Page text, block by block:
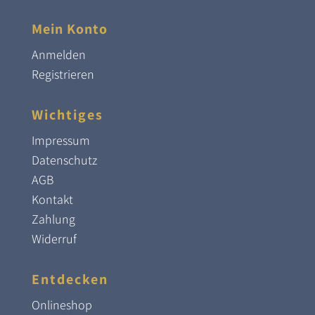
Mein Konto
Anmelden
Registrieren
Wichtiges
Impressum
Datenschutz
AGB
Kontakt
Zahlung
Widerruf
Entdecken
Onlineshop